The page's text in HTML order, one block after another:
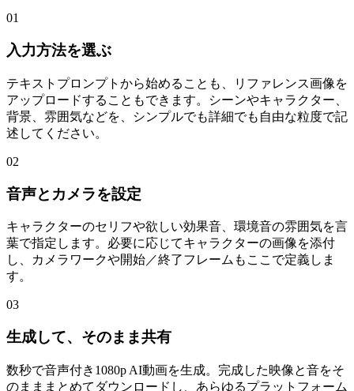
01
入力方法を選ぶ
テキストプロンプトから始めることも、リファレンス画像を
アップロードすることもできます。シーンやキャラクター、
背景、雰囲気などを、シンプルでも詳細でも自由な粒度で記
述してください。
02
音声とカメラを設定
キャラクターのセリフや欲しい効果音、環境音の雰囲気を言
葉で指定します。必要に応じてキャラクターの画像を添付
し、カメラワークや開始／終了フレームもここで定義しま
す。
03
生成して、そのまま共有
数秒で音声付き1080p AI動画を生成。完成した映像と音をそ
のまままとめてダウンロードし、あらゆるプラットフォーム